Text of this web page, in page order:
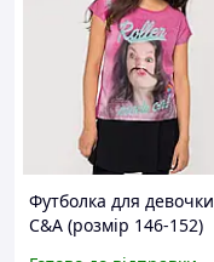
Футболка для девочки
C&A (розмір 146-152)